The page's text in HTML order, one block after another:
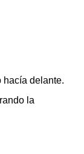
hacía delante.
la